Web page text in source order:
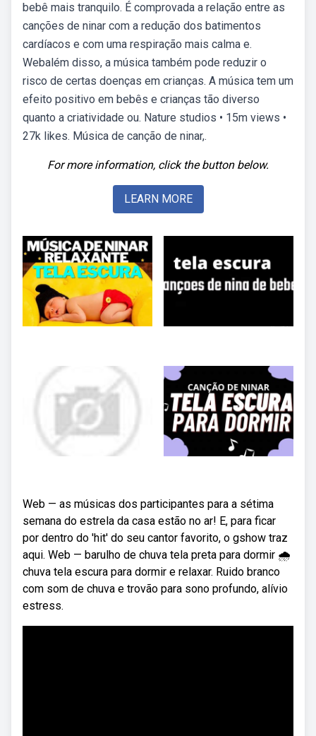
bebê mais tranquilo. É comprovada a relação entre as
canções de ninar com a redução dos batimentos
cardíacos e com uma respiração mais calma e.
Webalém disso, a música também pode reduzir o
risco de certas doenças em crianças. A música tem um
efeito positivo em bebês e crianças tão diverso
quanto a criatividade ou. Nature studios • 15m views •
27k likes. Música de canção de ninar,.
For more information, click the button below.
LEARN MORE
Web — as músicas dos participantes para a sétima
semana do estrela da casa estão no ar! E, para ficar
por dentro do 'hit' do seu cantor favorito, o gshow traz
aqui. Web — barulho de chuva tela preta para dormir 🌧
chuva tela escura para dormir e relaxar. Ruido branco
com som de chuva e trovão para sono profundo, alívio
estress.